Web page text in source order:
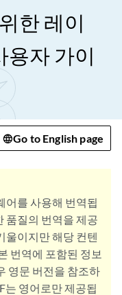
한 레이
용자 가이
Go to English page
어를 사용해 번역됩
품질의 번역을 제공
울이지만 해당 컨텐
번역에 포함된 정보
영문 버전을 참조하
는 영어로만 제공됩